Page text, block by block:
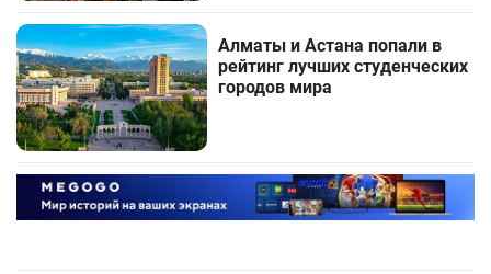
Алматы и Астана попали в
рейтинг лучших студенческих
городов мира